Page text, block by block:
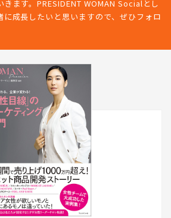
ます。PRESIDENT WOMAN Socialとし
に成長したいと思いますので、ぜひフォロ